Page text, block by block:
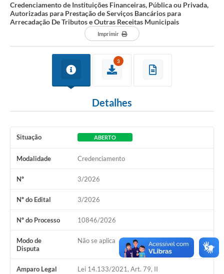
Turismo
Ouvidoria
Hotsites
IPTU PREMIADO
LGPD
Webmail
ITR
A Prefeitura
Credenciamento de Instituições Financeiras, Pública ou Privada,
Autorizadas para Prestação de Serviços Bancários para
Arrecadação De Tributos e Outras Receitas Municipais
Imprimir
3
Detalhes
Situação ABERTO
Modalidade Credenciamento
Nº 3/2026
Nº do Edital 3/2026
Nº do Processo 10846/2026
Modo de
Disputa
Não se aplica
Amparo Legal Lei 14.133/2021, Art. 79, II